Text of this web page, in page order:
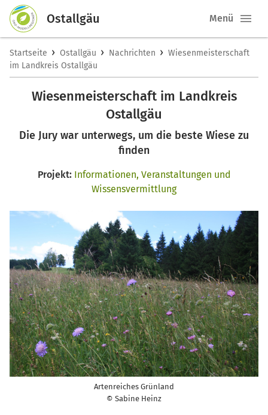
Ostallgäu Menü
Startseite › Ostallgäu › Nachrichten › Wiesenmeisterschaft
im Landkreis Ostallgäu
Wiesenmeisterschaft im Landkreis
Ostallgäu
Die Jury war unterwegs, um die beste Wiese zu
finden
Projekt: Informationen, Veranstaltungen und
Wissensvermittlung
Artenreiches Grünland
© Sabine Heinz